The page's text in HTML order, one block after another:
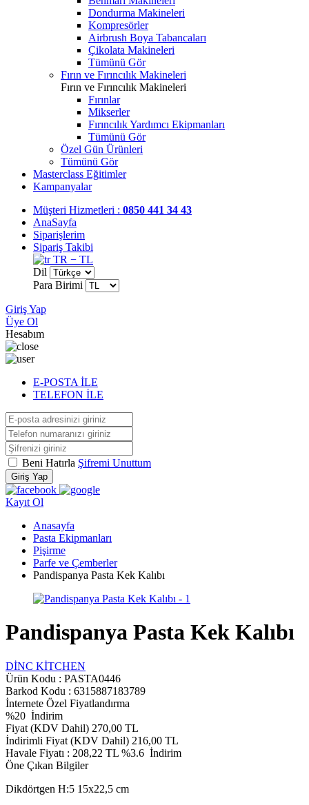
Dondurma Makineleri
Kompresörler
Airbrush Boya Tabancaları
Çikolata Makineleri
Tümünü Gör
Fırın ve Fırıncılık Makineleri
Fırın ve Fırıncılık Makineleri
Fırınlar
Mikserler
Fırıncılık Yardımcı Ekipmanları
Tümünü Gör
Özel Gün Ürünleri
Tümünü Gör
Masterclass Eğitimler
Kampanyalar
Müşteri Hizmetleri : 0850 441 34 43
AnaSayfa
Siparişlerim
Sipariş Takibi
TR − TL
Dil
Para Birimi
Giriş Yap
Üye Ol
Hesabım
E-POSTA İLE
TELEFON İLE
Beni Hatırla Şifremi Unuttum
Giriş Yap
Kayıt Ol
Anasayfa
Pasta Ekipmanları
Pişirme
Parfe ve Çemberler
Pandispanya Pasta Kek Kalıbı
Pandispanya Pasta Kek Kalıbı
DİNC KİTCHEN
Ürün Kodu : PASTA0446
Barkod Kodu : 6315887183789
İnternete Özel Fiyatlandırma
%20 İndirim
Fiyat (KDV Dahil) 270,00 TL
İndirimli Fiyat (KDV Dahil) 216,00 TL
Havale Fiyatı : 208,22 TL %3.6 İndirim
Öne Çıkan Bilgiler
Dikdörtgen H:5 15x22,5 cm